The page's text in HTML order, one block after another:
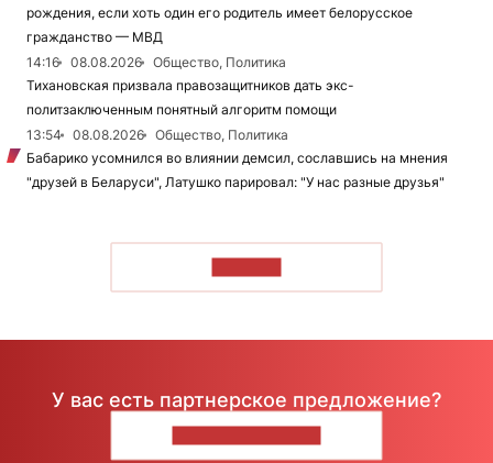
рождения, если хоть один его родитель имеет белорусское
гражданство — МВД
14:16
08.08.2026
Общество, Политика
Тихановская призвала правозащитников дать экс-
политзаключенным понятный алгоритм помощи
13:54
08.08.2026
Общество, Политика
Бабарико усомнился во влиянии демсил, сославшись на мнения
"друзей в Беларуси", Латушко парировал: "У нас разные друзья"
У вас есть партнерское предложение?